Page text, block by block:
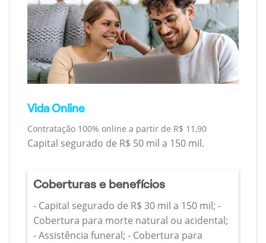
Vida Online
Contratação 100% online a partir de R$ 11,90
Capital segurado de R$ 50 mil a 150 mil.
Coberturas e benefícios
- Capital segurado de R$ 30 mil a 150 mil; -
Cobertura para morte natural ou acidental;
- Assistência funeral; - Cobertura para